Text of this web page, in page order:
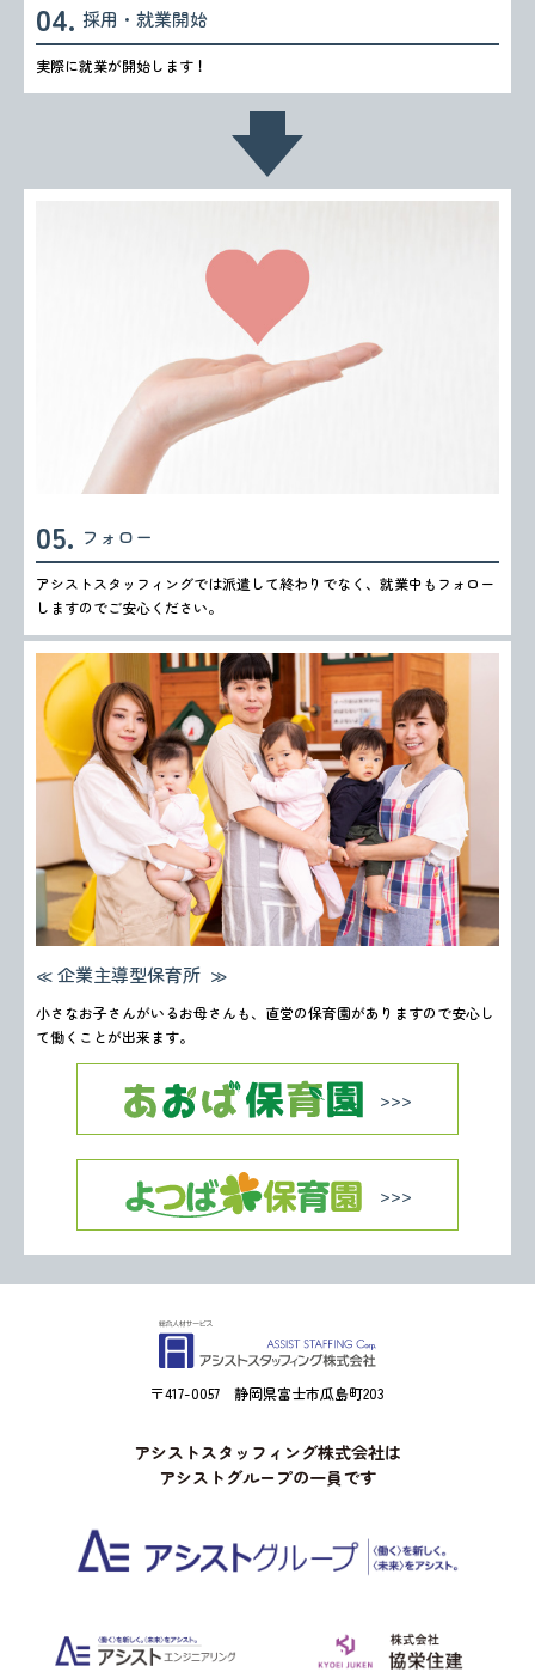
採用・就業開始
実際に就業が開始します！
フォロー
アシストスタッフィングでは派遣して終わりでなく、就業中もフォロー
しますのでご安心ください。
企業主導型保育所
小さなお子さんがいるお母さんも、直営の保育園がありますので安心し
て働くことが出来ます。
〒417-0057 静岡県富士市瓜島町203
アシストスタッフィング株式会社は
アシストグループの一員です